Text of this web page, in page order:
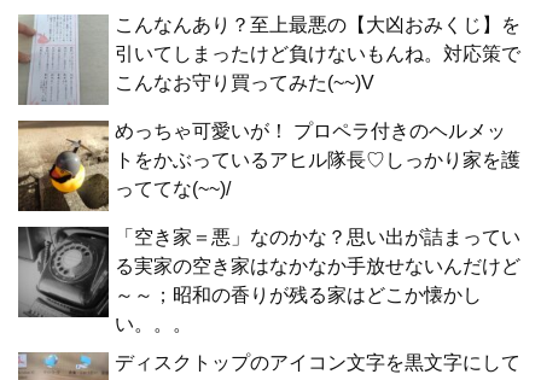
こんなんあり？至上最悪の【大凶おみくじ】を
引いてしまったけど負けないもんね。対応策で
こんなお守り買ってみた(~~)V
めっちゃ可愛いが！ プロペラ付きのヘルメッ
トをかぶっているアヒル隊長♡しっかり家を護
っててな(~~)/
「空き家＝悪」なのかな？思い出が詰まってい
る実家の空き家はなかなか手放せないんだけど
～～；昭和の香りが残る家はどこか懐かし
い。。。
ディスクトップのアイコン文字を黒文字にして